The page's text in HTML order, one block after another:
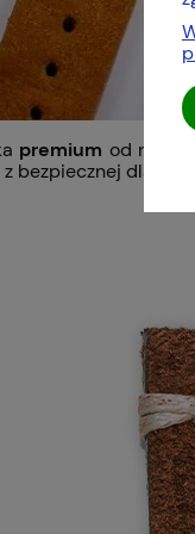
premium od
bezpiecznej dla